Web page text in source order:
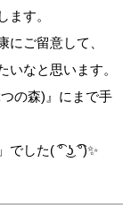
ます。
にご留意して、
いなと思います。
の森)』にまで手
した( ͡° ͜ʖ ͡°)✨